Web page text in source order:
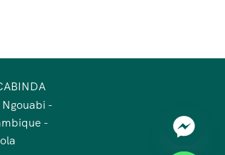
-
-